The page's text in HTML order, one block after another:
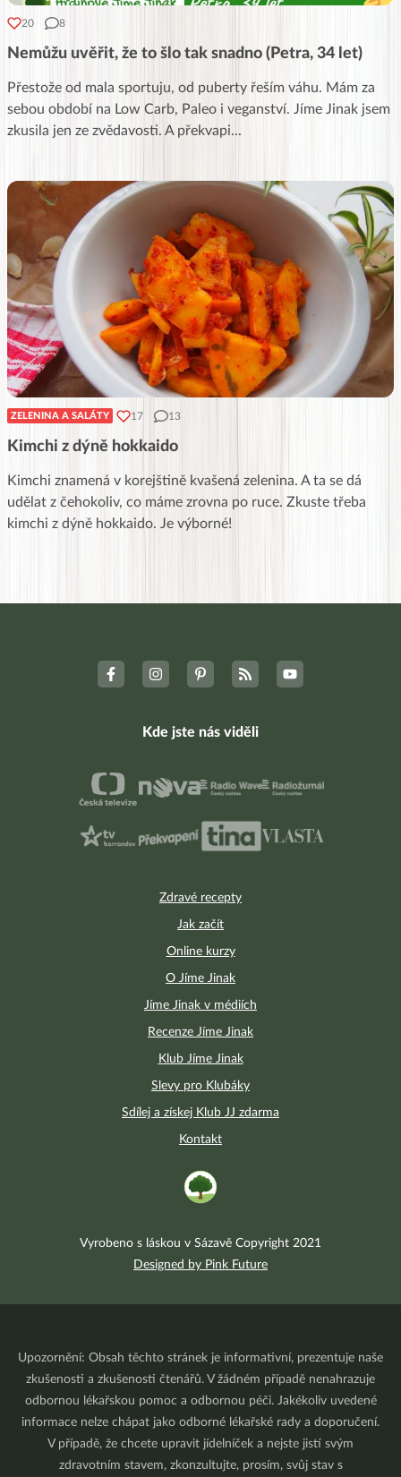
20 8
Nemůžu uvěřit, že to šlo tak snadno (Petra, 34 let)
Přestože od mala sportuju, od puberty řeším váhu. Mám za
sebou období na Low Carb, Paleo i veganství. Jíme Jinak jsem
zkusila jen ze zvědavosti. A překvapi...
ZELENINA A SALÁTY 17 13
Kimchi z dýně hokkaido
Kimchi znamená v korejštině kvašená zelenina. A ta se dá
udělat z čehokoliv, co máme zrovna po ruce. Zkuste třeba
kimchi z dýně hokkaido. Je výborné!
Zdravé recepty
Jak začít
Online kurzy
O Jíme Jinak
Jíme Jinak v médiích
Recenze Jíme Jinak
Klub Jíme Jinak
Slevy pro Klubáky
Sdílej a získej Klub JJ zdarma
Kontakt
Kde jste nás viděli
Vyrobeno s láskou v Sázavě Copyright 2021
Designed by Pink Future
Upozornění: Obsah těchto stránek je informativní, prezentuje naše
zkušenosti a zkušenosti čtenářů. V žádném případě nenahrazuje
odbornou lékařskou pomoc a odbornou péči. Jakékoliv uvedené
informace nelze chápat jako odborné lékařské rady a doporučení.
V případě, že chcete upravit jídelníček a nejste jistí svým
zdravotním stavem, zkonzultujte, prosím, svůj stav s